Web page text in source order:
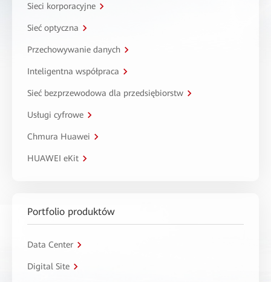
Sieci korporacyjne
Sieć optyczna
Przechowywanie danych
Inteligentna współpraca
Sieć bezprzewodowa dla przedsiębiorstw
Usługi cyfrowe
Chmura Huawei
HUAWEI eKit
Portfolio produktów
Data Center
Digital Site